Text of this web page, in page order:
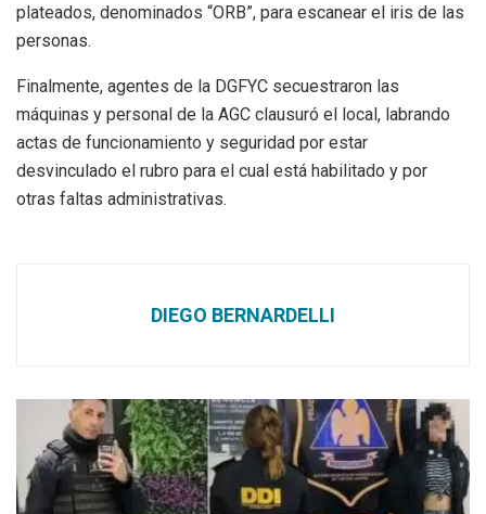
plateados, denominados “ORB”, para escanear el iris de las
personas.
Finalmente, agentes de la DGFYC secuestraron las
máquinas y personal de la AGC clausuró el local, labrando
actas de funcionamiento y seguridad por estar
desvinculado el rubro para el cual está habilitado y por
otras faltas administrativas.
DIEGO BERNARDELLI